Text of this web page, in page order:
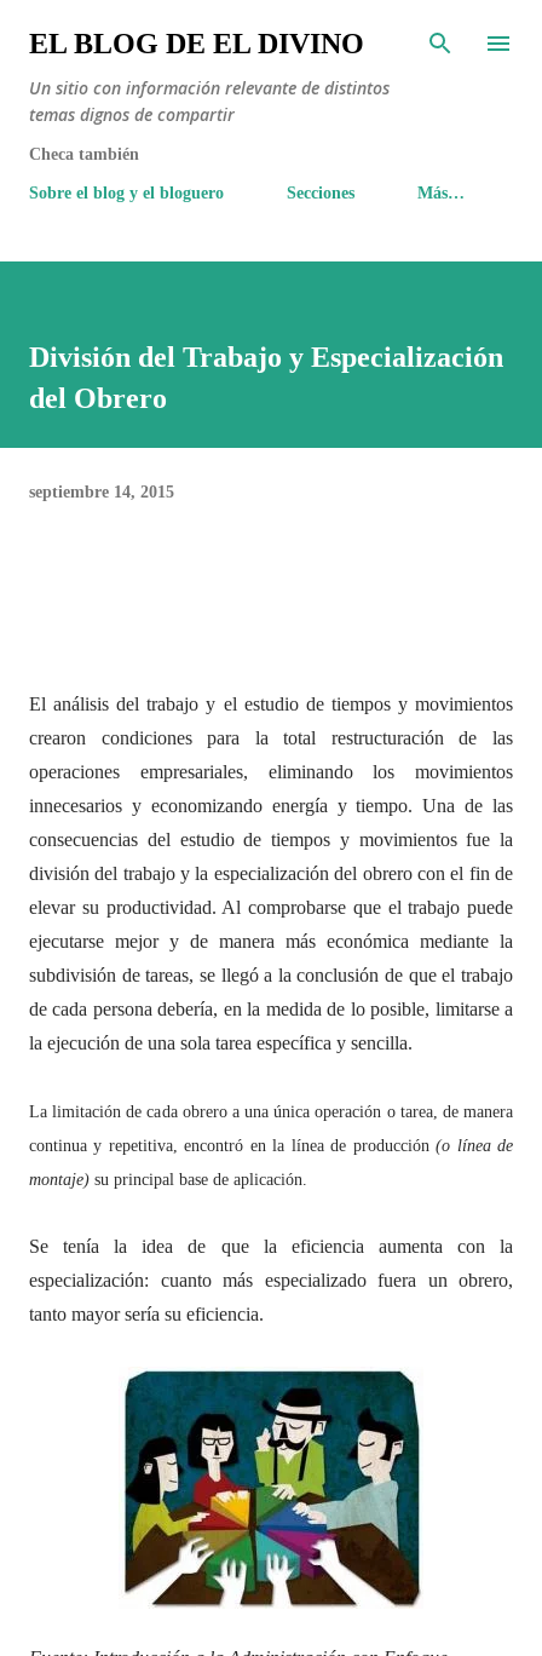
Ir al contenido principal
EL BLOG DE EL DIVINO
Un sitio con información relevante de distintos
temas dignos de compartir
Checa también
Sobre el blog y el bloguero Secciones Más…
División del Trabajo y Especialización
del Obrero
septiembre 14, 2015
El análisis del trabajo y el estudio de tiempos y movimientos
crearon condiciones para la total restructuración de las
operaciones empresariales, eliminando los movimientos
innecesarios y economizando energía y tiempo. Una de las
consecuencias del estudio de tiempos y movimientos fue la
división del trabajo y la especialización del obrero con el fin de
elevar su productividad. Al comprobarse que el trabajo puede
ejecutarse mejor y de manera más económica mediante la
subdivisión de tareas, se llegó a la conclusión de que el trabajo
de cada persona debería, en la medida de lo posible, limitarse a
la ejecución de una sola tarea específica y sencilla.
La limitación de cada obrero a una única operación o tarea, de manera
continua y repetitiva, encontró en la línea de producción(o línea de
montaje) su principal base de aplicación.
Se tenía la idea de que la eficiencia aumenta con la
especialización: cuanto más especializado fuera un obrero,
tanto mayor sería su eficiencia.